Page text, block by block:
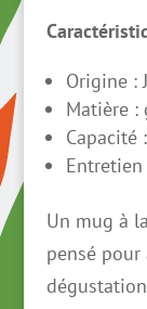
Origine :
Matière :
Capacité
Un mug à
pensé